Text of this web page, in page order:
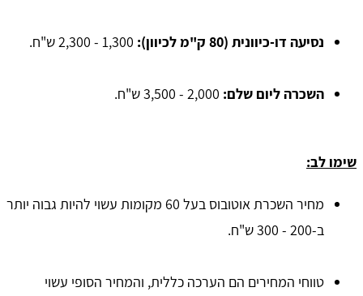
נסיעה דו-כיוונית (80 ק"מ לכיוון):
השכרה ליום שלם:
שימו לב:
מחיר השכרת אוטובוס בעל 60 מקומות עשוי להיות גבוה יותר
ב-200 - 300 ש"ח.
טווחי המחירים הם הערכה כללית, והמחיר הסופי עשוי